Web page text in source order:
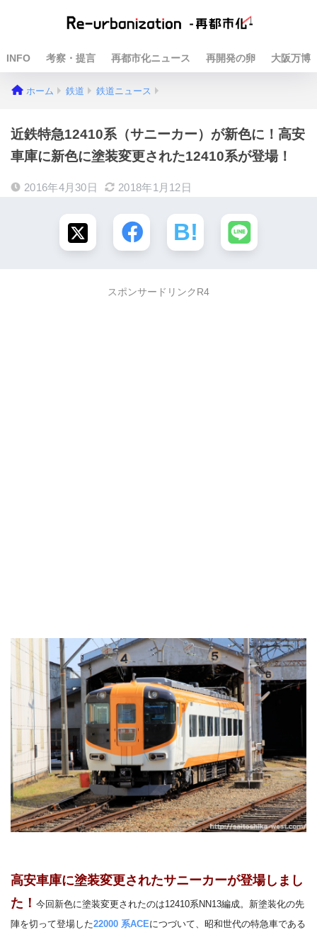
INFO 考察・提言 再都市化ニュース 再開発の卵 大阪万博
ホーム 鉄道 鉄道ニュース
近鉄特急12410系（サニーカー）が新色に！高安
車庫に新色に塗装変更された12410系が登場！
2016年4月30日 2018年1月12日
スポンサードリンクR4
高安車庫に塗装変更されたサニーカーが登場しまし
た！ 今回新色に塗装変更されたのは12410系NN13編成。 新塗装化の先
陣を切って登場した22000 系ACEにつづいて、昭和世代の特急車である